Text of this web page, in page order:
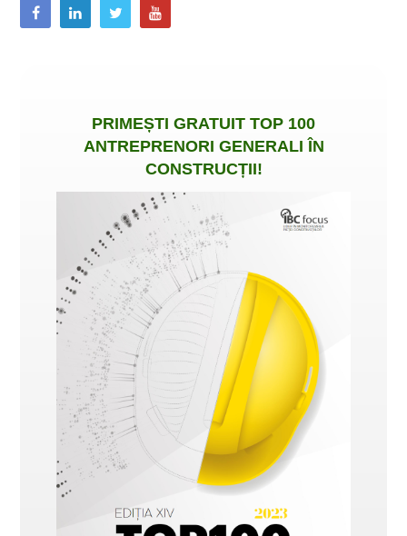
PRIMEȘTI GRATUIT TOP 100
ANTREPRENORI GENERALI ÎN
CONSTRUCȚII!